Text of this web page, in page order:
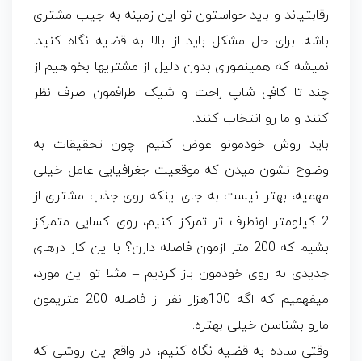
رقابتی­اند و باید حواستون تو این زمینه به جیب مشتری
باشه. برای حل مشکل باید از بالا به قضیه نگاه کنید.
نمیشه که همینطوری بدون دلیل از مشتریها بخواهیم از
چند تا کافی شاپ راحت و شیک اطرافمون صرف نظر
کنند و ما رو انتخاب کنند.
باید روش خودمونو عوض کنیم. چون تحقیقات به
وضوح نشون میدن که موقعیت جغرافیایی عامل خیلی
مهمیه، بهتر نیست به جای اینکه روی جذب مشتری از
2 کیلومتر اونطرف تر تمرکز کنیم، روی کسایی متمرکز
بشیم که 200 متر ازمون فاصله دارن؟ با این کار درهای
جدیدی به روی خودمون باز کردیم – مثلا تو این مورد،
میفهمیم که اگه 100هزار نفر از فاصله 200 متری­مون
مارو بشناسن خیلی بهتره.
وقتی ساده به قضیه نگاه کنیم، در واقع این روشی که